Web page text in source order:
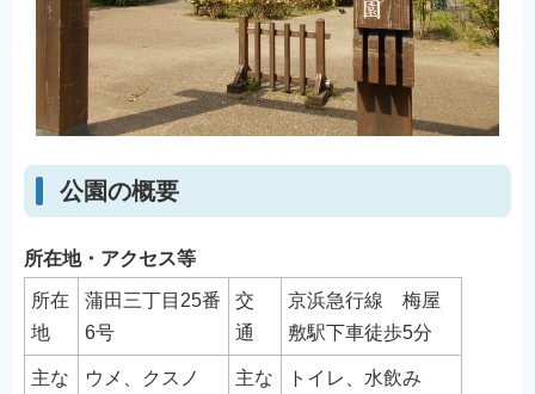
公園の概要
所在地・アクセス等
所在
地
蒲田三丁目25番
6号
交
通
京浜急行線 梅屋
敷駅下車徒歩5分
主な
ウメ、クスノ
主な
トイレ、水飲み